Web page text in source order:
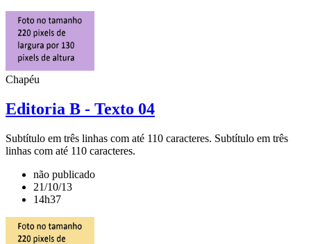
Chapéu
Editoria B - Texto 04
Subtítulo em três linhas com até 110 caracteres. Subtítulo em três
linhas com até 110 caracteres.
não publicado
21/10/13
14h37